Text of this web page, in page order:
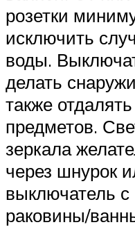
розетки
исключить
воды.
делать
также
предметов.
зеркала
через шнурок
выключатель с
раковины/